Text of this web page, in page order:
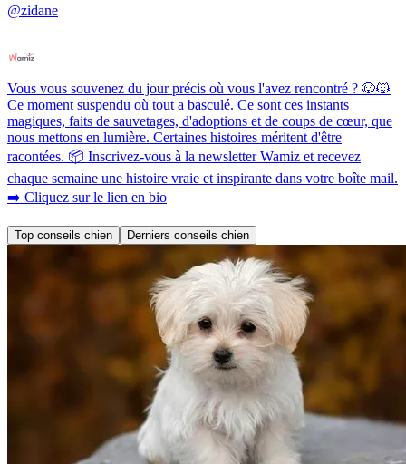
@zidane
Vous vous souvenez du jour précis où vous l'avez rencontré ? 🐶🐱
Ce moment suspendu où tout a basculé. Ce sont ces instants
magiques, faits de sauvetages, d'adoptions et de coups de cœur, que
nous mettons en lumière. Certaines histoires méritent d'être
racontées. 📦 Inscrivez-vous à la newsletter Wamiz et recevez
chaque semaine une histoire vraie et inspirante dans votre boîte mail.
➡️ Cliquez sur le lien en bio
Top conseils chien Derniers conseils chien